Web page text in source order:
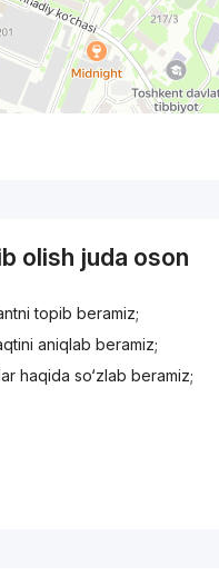
olish juda oson
topib beramiz;
aniqlab beramiz;
haqida so‘zlab beramiz;